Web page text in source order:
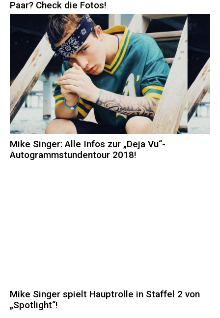
Paar? Check die Fotos!
Mike Singer: Alle Infos zur „Deja Vu“-
Autogrammstundentour 2018!
Mike Singer spielt Hauptrolle in Staffel 2 von
„Spotlight“!